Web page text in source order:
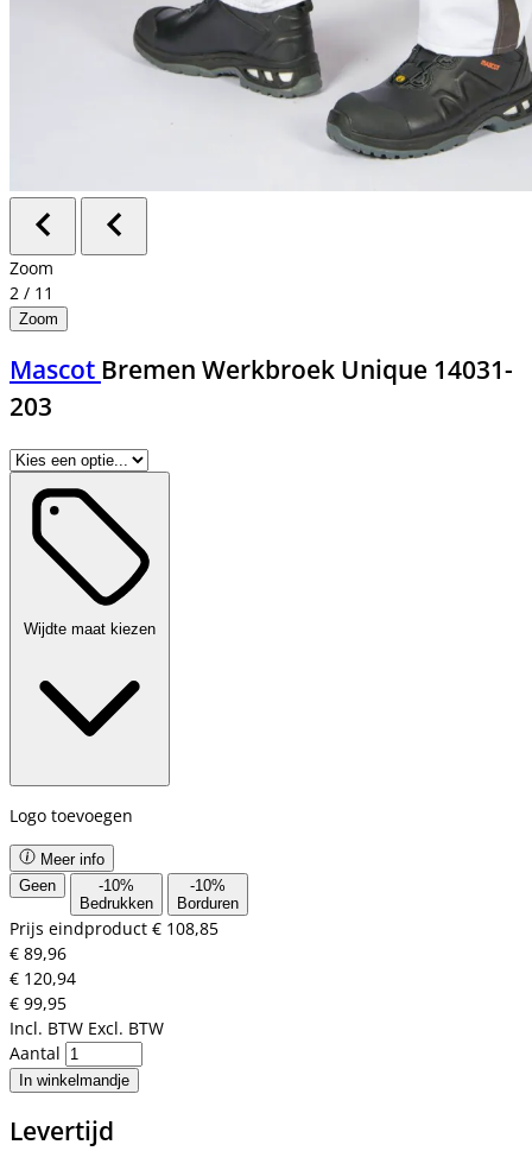
Zoom
2 / 11
Zoom
Mascot Bremen Werkbroek Unique 14031-
203
Wijdte maat kiezen
Logo toevoegen
Meer info
Geen
-10%
Bedrukken
-10%
Borduren
Prijs eindproduct € 108,85
€ 89,96
€ 120,94
€ 99,95
Incl. BTW Excl. BTW
Aantal
In winkelmandje
Levertijd